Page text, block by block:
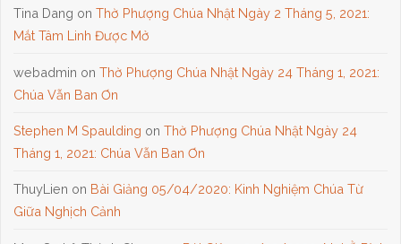
Tina Dang onThờ Phượng Chúa Nhật Ngày 2 Tháng 5, 2021:
Mắt Tâm Linh Được Mở
webadmin onThờ Phượng Chúa Nhật Ngày 24 Tháng 1, 2021:
Chúa Vẫn Ban Ơn
Stephen M Spaulding onThờ Phượng Chúa Nhật Ngày 24
Tháng 1, 2021: Chúa Vẫn Ban Ơn
ThuyLien on Bài Giảng 05/04/2020: Kinh Nghiệm Chúa Từ
Giữa Nghịch Cảnh